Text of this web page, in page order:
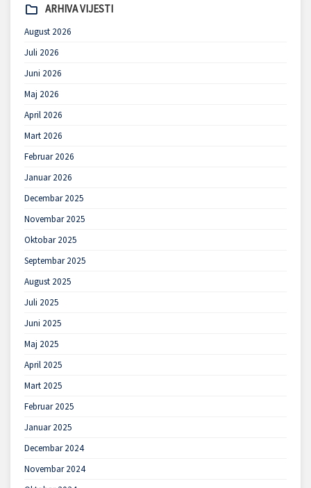
ARHIVA VIJESTI
August 2026
Juli 2026
Juni 2026
Maj 2026
April 2026
Mart 2026
Februar 2026
Januar 2026
Decembar 2025
Novembar 2025
Oktobar 2025
Septembar 2025
August 2025
Juli 2025
Juni 2025
Maj 2025
April 2025
Mart 2025
Februar 2025
Januar 2025
Decembar 2024
Novembar 2024